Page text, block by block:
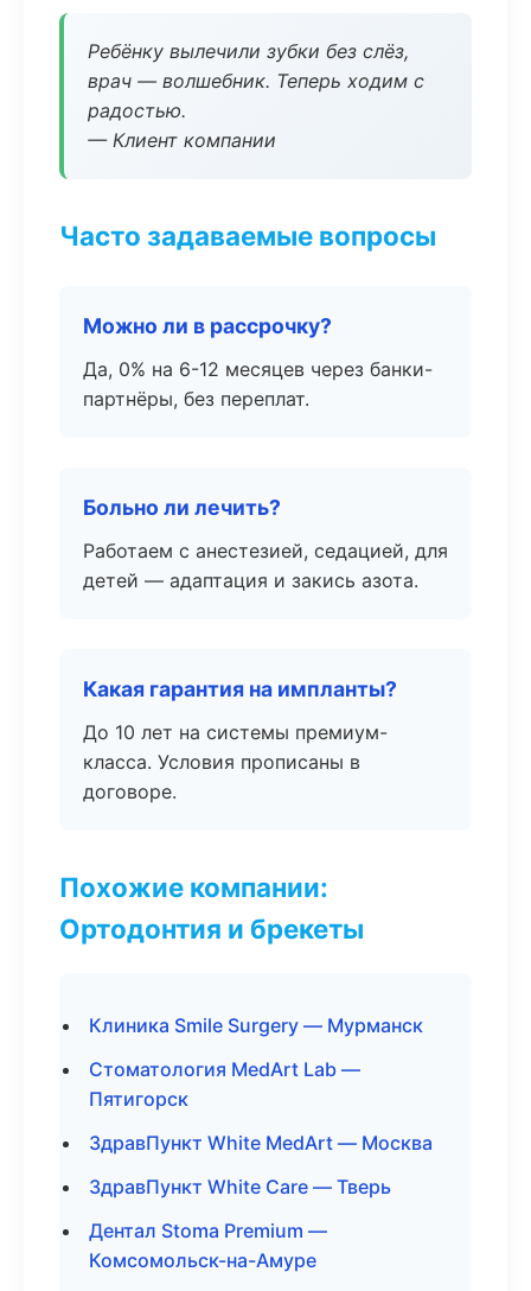
Ребёнку вылечили зубки без слёз,
врач — волшебник. Теперь ходим с
радостью.
— Клиент компании
Часто задаваемые вопросы
Можно ли в рассрочку?
Да, 0% на 6-12 месяцев через банки-
партнёры, без переплат.
Больно ли лечить?
Работаем с анестезией, седацией, для
детей — адаптация и закись азота.
Какая гарантия на импланты?
До 10 лет на системы премиум-
класса. Условия прописаны в
договоре.
Похожие компании:
Ортодонтия и брекеты
Клиника Smile Surgery — Мурманск
Стоматология MedArt Lab —
Пятигорск
ЗдравПункт White MedArt — Москва
ЗдравПункт White Care — Тверь
Дентал Stoma Premium —
Комсомольск-на-Амуре